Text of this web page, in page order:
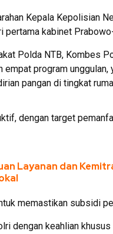
Kepala Kepolisian
pertama kabinet
Polda NTB, Kombes
program unggulan,
pangan di tingkat
dengan target
Layanan dan
memastikan subsidi
dengan keahlian